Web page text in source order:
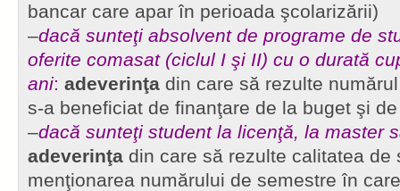
bancar care apar în perioada şcolarizării)
–dacă sunteţi absolvent de programe de
oferite comasat (ciclul I şi II) cu o durată
ani: adeverinţa din care să rezulte
s-a beneficiat de finanţare de la buget şi
–dacă sunteţi student la licenţă, la master
adeverinţa din care să rezulte calitatea de
menţionarea numărului de semestre în